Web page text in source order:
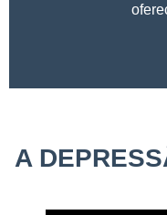
A